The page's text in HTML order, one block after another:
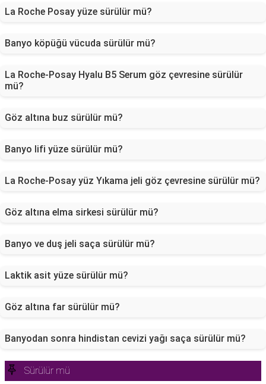
La Roche Posay yüze sürülür mü?
Banyo köpüğü vücuda sürülür mü?
La Roche-Posay Hyalu B5 Serum göz çevresine sürülür
mü?
Göz altına buz sürülür mü?
Banyo lifi yüze sürülür mü?
La Roche-Posay yüz Yıkama jeli göz çevresine sürülür mü?
Göz altına elma sirkesi sürülür mü?
Banyo ve duş jeli saça sürülür mü?
Laktik asit yüze sürülür mü?
Göz altına far sürülür mü?
Banyodan sonra hindistan cevizi yağı saça sürülür mü?
Sürülür mü